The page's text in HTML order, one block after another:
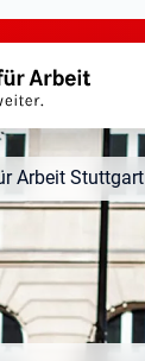
Arbeit Stuttgart